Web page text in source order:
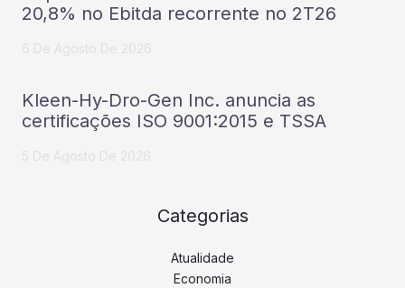
20,8% no Ebitda recorrente no 2T26
Kleen-Hy-Dro-Gen Inc. anuncia as
certificações ISO 9001:2015 e TSSA
Categorias
Atualidade
Economia